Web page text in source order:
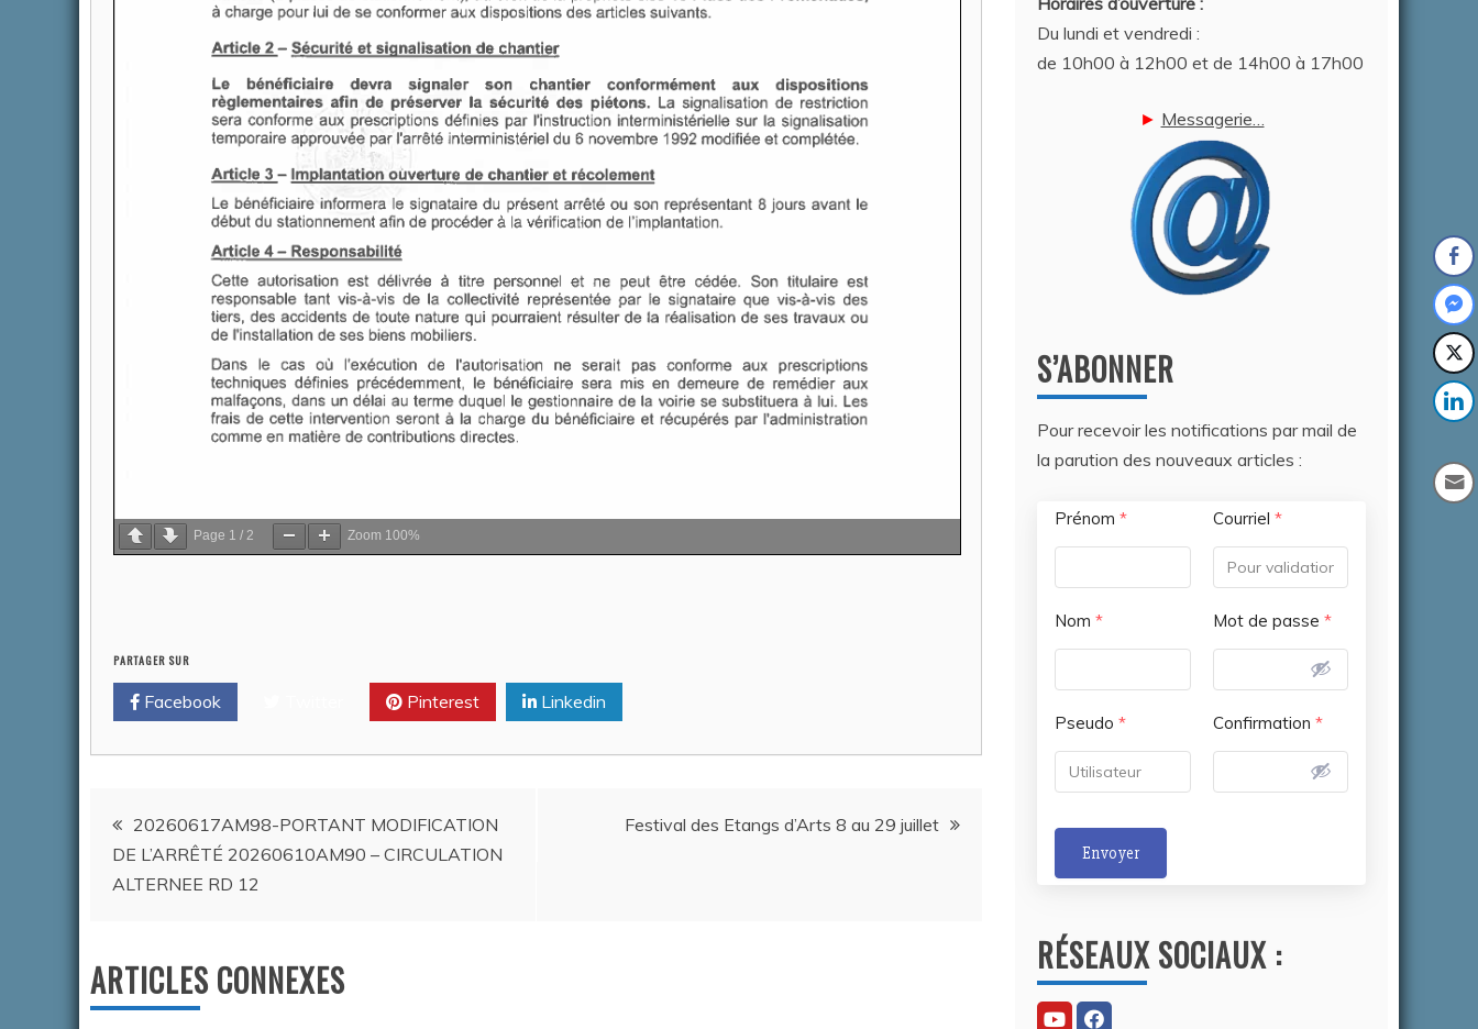
Page 1 / 2 Zoom 100%
PARTAGER SUR
Facebook Pinterest Linkedin
Navigation
de
20260617AM98-PORTANT MODIFICATION
DE L’ARRÊTÉ 20260610AM90 – CIRCULATION
ALTERNEE RD 12
Festival des Etangs d’Arts 8 au 29 juillet
ARTICLES CONNEXES
Du lundi et vendredi :
de 10h00 à 12h00 et de 14h00 à 17h00
► Messagerie…
S’ABONNER
Pour recevoir les notifications par mail de
la parution des nouveaux articles :
Prénom *
Nom *
Pseudo *
Courriel *
Mot de passe *
Confirmation *
Envoyer
t
e
r
RÉSEAUX SOCIAUX :